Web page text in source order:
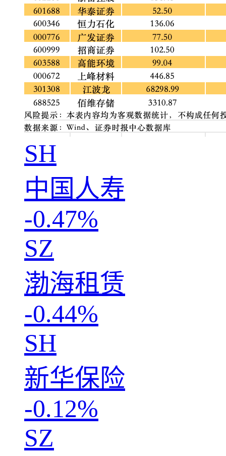
SH
中国人寿
-0.47%
SZ
渤海租赁
-0.44%
SH
新华保险
-0.12%
SZ